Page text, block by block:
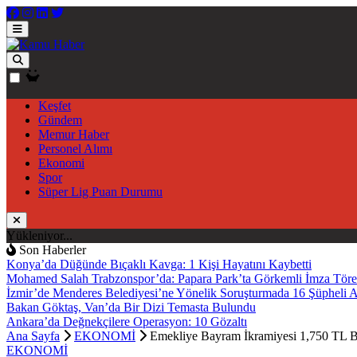
Keşfet
Gündem
Memur Haber
Personel Alımı
Ekonomi
Spor
Süper Lig Puan Durumu
Yükleniyor...
Son Haberler
Konya’da Düğünde Bıçaklı Kavga: 1 Kişi Hayatını Kaybetti
Mohamed Salah Trabzonspor’da: Papara Park’ta Görkemli İmza
İzmir’de Menderes Belediyesi’ne Yönelik Soruşturmada 16 Şüpheli
Bakan Göktaş, Van’da Bir Dizi Temasta Bulundu
Ankara’da Değnekçilere Operasyon: 10 Gözaltı
Ana Sayfa
EKONOMİ
Emekliye Bayram İkramiyesi 1,750 TL
EKONOMİ